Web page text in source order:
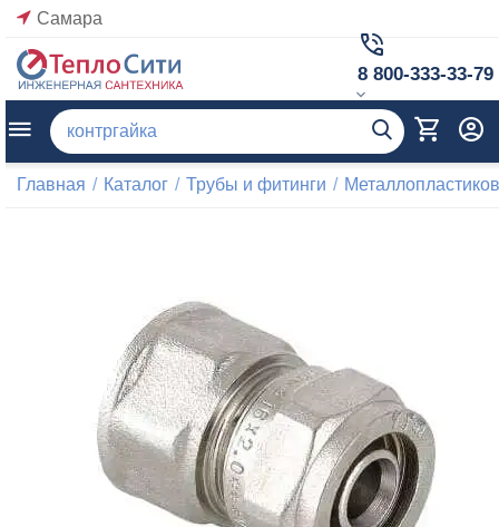
Самара
8 800-333-33-79
Главная / Каталог / Трубы и фитинги /